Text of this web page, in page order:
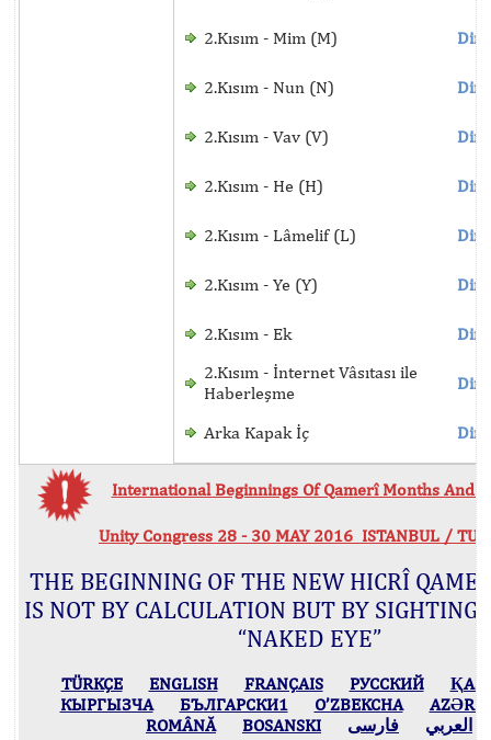
2.Kısım - Mim (M)
2.Kısım - Nun (N)
2.Kısım - Vav (V)
2.Kısım - He (H)
2.Kısım - Lâmelif (L)
2.Kısım - Ye (Y)
2.Kısım - Ek
2.Kısım - İnternet Vâsıtası ile
Haberleşme
Arka Kapak İç
International Beginnings Of Qamerî Months And
Unity Congress 28 - 30 MAY 2016 ISTANBUL /
THE BEGINNING OF THE NEW HICRÎ
IS NOT BY CALCULATION BUT BY
“NAKED EYE”
TÜRKÇE ENGLISH FRANÇAIS РУССКИЙ
КЫPГЫЗЧA
БЪЛГАРСКИ1 O’ZBEKCHA
ROMÂNĂ
BOSANSKI العربي فارسی